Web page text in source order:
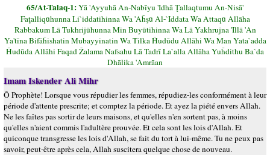
65/At-Talaq-1:Yā 'Ayyuhā An-Nabīyu 'Idhā Ţallaqtumu An-Nisā'
Faţalliqūhunna Li`iddatihinna Wa 'Aĥşū Al-`Iddata Wa Attaqū Allāha
Rabbakum Lā Tukhrijūhunna Min Buyūtihinna Wa Lā Yakhrujna 'Illā 'An
Ya'tīna Bifāĥishatin Mubayyinatin Wa Tilka Ĥudūdu Allāhi Wa Man Yata`adda
Ĥudūda Allāhi Faqad Žalama Nafsahu Lā Tadrī La`alla Allāha Yuĥdithu Ba`da
Dhālika 'Amrāan
Imam Iskender Ali Mihr
Ô Prophète! Lorsque vous répudier les femmes, répudiez-les conformément à leur
période d'attente prescrite; et comptez la période. Et ayez la piété envers Allah.
Ne les faîtes pas sortir de leurs maisons, et qu'elles n'en sortent pas, à moins
qu'elles n'aient commis l'adultère prouvée. Et cela sont les lois d'Allah. Et
quiconque transgresse les lois d'Allah, se fait du tort à lui-même. Tu ne peux pas
savoir, peut-être après cela, Allah suscitera quelque chose de nouveau.